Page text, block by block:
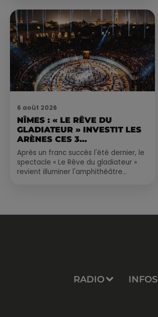
6 août 2026
NÎMES : « LE RÊVE DU
GLADIATEUR » INVESTIT LES
ARÈNES CES 3...
Après un franc succès l'été dernier, le
spectacle « Le Rêve du gladiateur »
revient illuminer l'amphithéâtre
RADIO INFOS